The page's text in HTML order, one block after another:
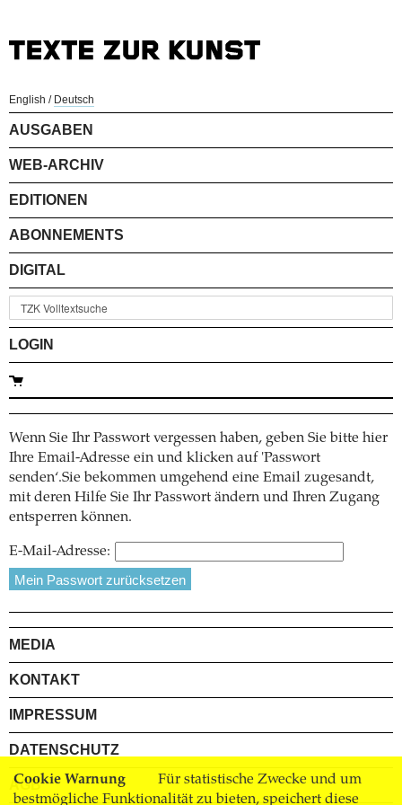
Cookie Warnung
Für statistische Zwecke und um
bestmögliche Funktionalität zu bieten, speichert diese
English / Deutsch
AUSGABEN
WEB-ARCHIV
EDITIONEN
ABONNEMENTS
DIGITAL
LOGIN
Wenn Sie Ihr Passwort vergessen haben, geben Sie bitte hier
Ihre Email-Adresse ein und klicken auf 'Passwort
senden‘.Sie bekommen umgehend eine Email zugesandt,
mit deren Hilfe Sie Ihr Passwort ändern und Ihren Zugang
entsperren können.
E-Mail-Adresse:
MEDIA
KONTAKT
IMPRESSUM
DATENSCHUTZ
AGB